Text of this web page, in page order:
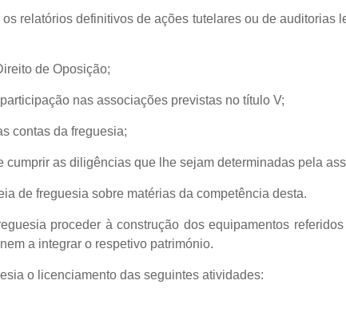
relatórios definitivos de ações tutelares ou de auditorias
de Oposição;
nas associações previstas no título V;
contas da freguesia;
cumprir as diligências que lhe sejam determinadas pela
de freguesia sobre matérias da competência desta.
proceder à construção dos equipamentos
a integrar o respetivo património.
o licenciamento das seguintes atividades: